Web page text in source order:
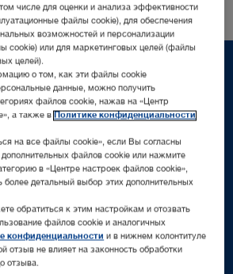
числе для оценки и анализа эффективности
файлы cookie), для обеспечения
возможностей и персонализации
cookie) или для маркетинговых целей (файлы
целей).
о том, как эти файлы cookie
данные, можно получить
файлов cookie, нажав на «Центр
а также вПолитике конфиденциальности
на все файлы cookie», если Вы согласны
дополнительных файлов cookie или нажмите
в «Центре настроек файлов cookie»,
более детальный выбор этих дополнительных
обратиться к этим настройкам и отозвать
файлов cookie и аналогичных
конфиденциальности и в нижнем колонтитуле
отзыв не влияет на законность обработки
отзыва.